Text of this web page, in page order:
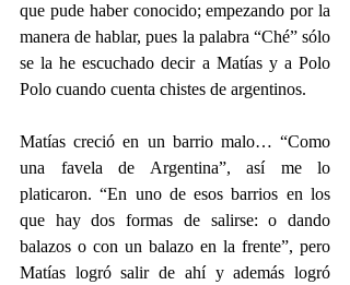
que pude haber conocido; empezando por la
manera de hablar, pues la palabra “Ché” sólo
se la he escuchado decir a Matías y a Polo
Polo cuando cuenta chistes de argentinos.
Matías creció en un barrio malo… “Como
una favela de Argentina”, así me lo
platicaron. “En uno de esos barrios en los
que hay dos formas de salirse: o dando
balazos o con un balazo en la frente”, pero
Matías logró salir de ahí y además logró